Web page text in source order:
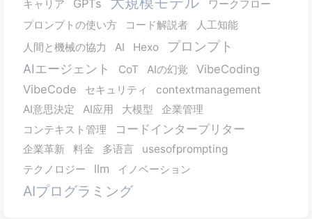
キャリア
GPTs
ワークフロー
プロンプトの使い方
コード解説者
人工知能
人間と機械の協力
AI Hexo プロンプト
AIエージェント CoT AIの幻覚
VibeCoding
VibeCode
セキュリティ
contextmanagement
AI意思決定
AI应用 大模型
企業管理
コンテキスト管理
コードインタープリター
企業革新 料金 多语言
usesofprompting
テクノロジー
llm イノベーション
AIプログラミング